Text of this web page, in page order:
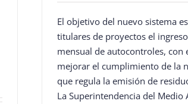
El objetivo del nuevo sistema
titulares de proyectos el
mensual de autocontroles, con
mejorar el cumplimiento de la
que regula la emisión de
La Superintendencia del Medio